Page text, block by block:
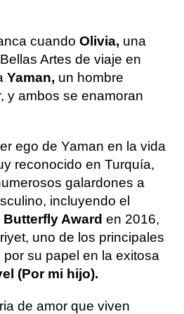
cuando Olivia, una
Artes de viaje en
Yaman, un hombre
y ambos se enamoran
ego de Yaman en la vida
reconocido en Turquía,
galardones a
incluyendo el
Award en 2016,
uno de los principales
su papel en la exitosa
(Por mi hijo).
de amor que viven